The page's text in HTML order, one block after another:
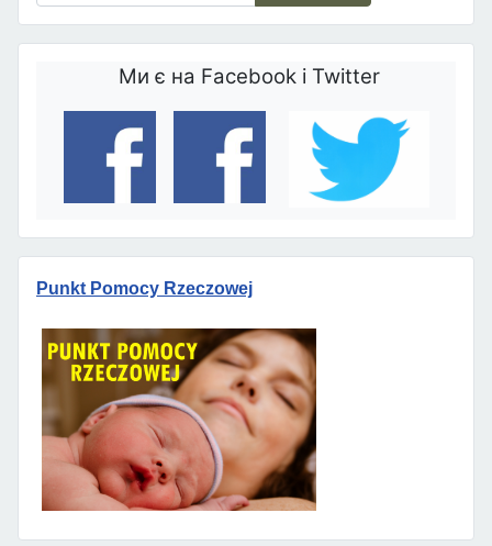
Ми є на Facebook і Twitter
Punkt Pomocy Rzeczowej